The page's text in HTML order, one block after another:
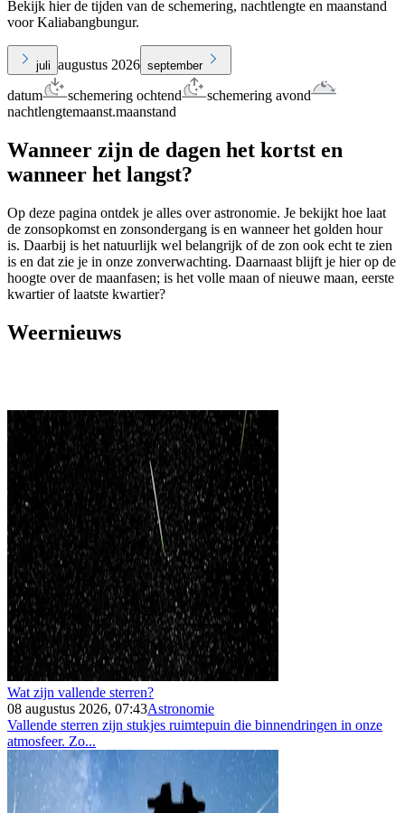
Bekijk hier de tijden van de schemering, nachtlengte en maanstand
voor Kaliabangbungur.
juli augustus 2026 september
datum schemering ochtend
schemering avond
nachtlengtemaanst.maanstand
Wanneer zijn de dagen het kortst en
wanneer het langst?
Op deze pagina ontdek je alles over astronomie. Je bekijkt hoe laat
de zonsopkomst en zonsondergang is en wanneer het golden hour
is. Daarbij is het natuurlijk wel belangrijk of de zon ook echt te zien
is en dat zie je in onze zonverwachting. Daarnaast blijft je hier op de
hoogte over de maanfasen; is het volle maan of nieuwe maan, eerste
kwartier of laatste kwartier?
Weernieuws
Wat zijn vallende sterren?
08 augustus 2026, 07:43Astronomie
Vallende sterren zijn stukjes ruimtepuin die binnendringen in onze
atmosfeer. Zo...